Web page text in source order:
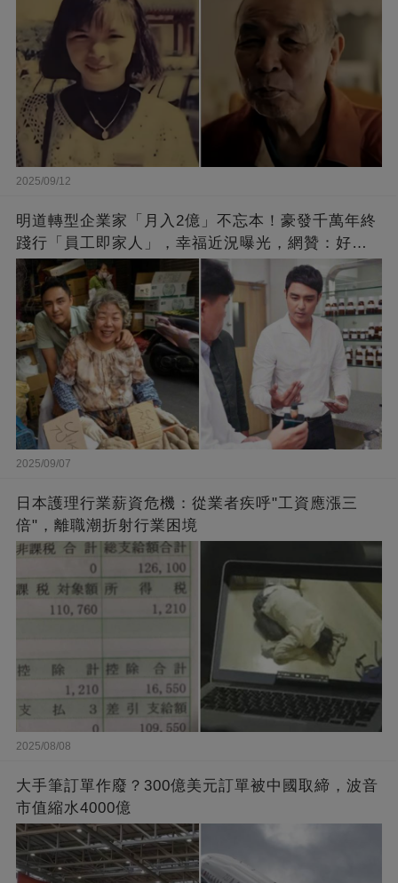
2025/09/12
明道轉型企業家「月入2億」不忘本！豪發千萬年終
踐行「員工即家人」，幸福近況曝光，網贊：好老
闆的福報
2025/09/07
日本護理行業薪資危機：從業者疾呼"工資應漲三
倍"，離職潮折射行業困境
2025/08/08
大手筆訂單作廢？300億美元訂單被中國取締，波音
市值縮水4000億